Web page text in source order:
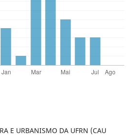
E URBANISMO DA UFRN (CAU